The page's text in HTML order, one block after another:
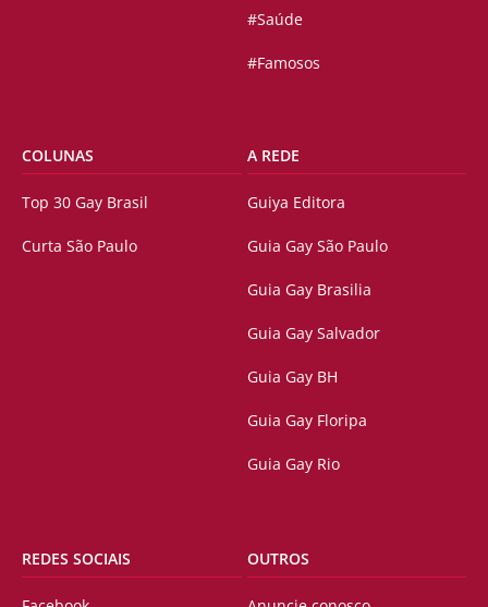
#Saúde
#Famosos
COLUNAS
Top 30 Gay Brasil
Curta São Paulo
A REDE
Guiya Editora
Guia Gay São Paulo
Guia Gay Brasilia
Guia Gay Salvador
Guia Gay BH
Guia Gay Floripa
Guia Gay Rio
REDES SOCIAIS OUTROS